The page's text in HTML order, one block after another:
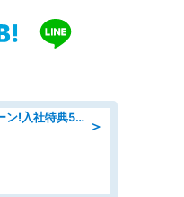
＞
2025年転職応援キャンペーン!入社特典58万円/デンソーで働こう!自動車工場で小型部品の検査業務 denso aichi